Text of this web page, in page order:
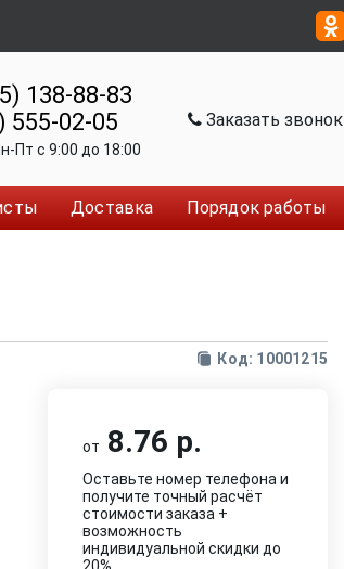
138-88-83
555-02-05
Пт c 9:00 до 18:00
Заказать звонок
Доставка Порядок работы
Код: 10001215
от 8.76 р.
Оставьте номер телефона и
получите точный расчёт
стоимости заказа +
возможность
индивидуальной скидки до